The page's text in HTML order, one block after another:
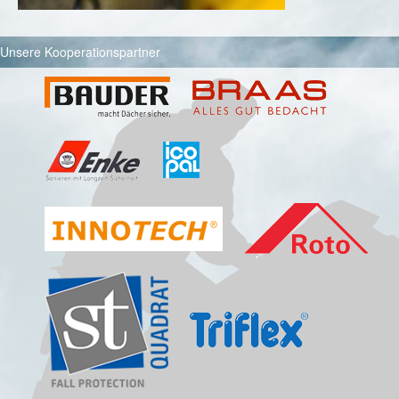
Unsere Kooperationspartner